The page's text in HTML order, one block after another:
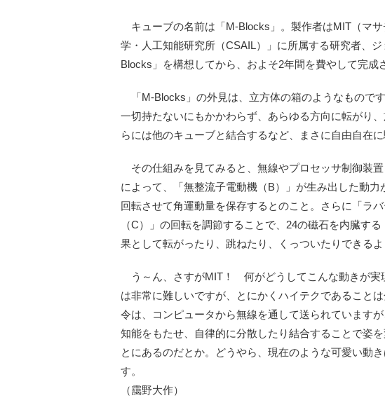
キューブの名前は「M-Blocks」。製作者はMIT（マ
学・人工知能研究所（CSAIL）」に所属する研究者、
Blocks」を構想してから、およそ2年間を費やして完成
「M-Blocks」の外見は、立方体の箱のようなもので
一切持たないにもかかわらず、あらゆる方向に転がり
らには他のキューブと結合するなど、まさに自由自在
その仕組みを見てみると、無線やプロセッサ制御装
によって、「無整流子電動機（B）」が生み出した動
回転させて角運動量を保存するとのこと。さらに「ラ
（C）」の回転を調節することで、24の磁石を内臓す
果として転がったり、跳ねたり、くっついたりできるよ
う～ん、さすがMIT！ 何がどうしてこんな動きが実
は非常に難しいですが、とにかくハイテクであること
令は、コンピュータから無線を通して送られています
知能をもたせ、自律的に分散したり結合することで姿
とにあるのだとか。どうやら、現在のような可愛い動
す。
（靄野大作）